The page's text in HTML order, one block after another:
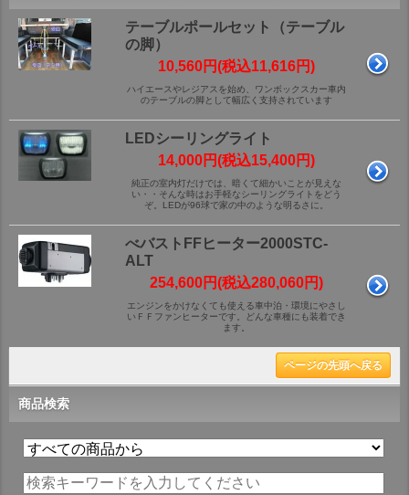
テーブルポールセット（テーブル
の脚）
10,560円(税込11,616円)
ハイエースやレジアスを始め、ワンボックスカー車内
のテーブルの脚として幅広く支持されています
LEDシーリングライト
14,000円(税込15,400円)
純正の室内灯だけでは、暗くて細かいことが見えな
い・・そんな時はお手軽なシーリングライトをどう
ぞ。LEDが96球で家の中のような明るさに。
べバストFFヒーター2000STC-
ALT
254,600円(税込280,060円)
エンジンをかけなくても使える車中泊・環境にやさし
いＦＦファンヒーターです。どんな車種にも装着でき
ます。
ページの先頭へ戻る
商品検索